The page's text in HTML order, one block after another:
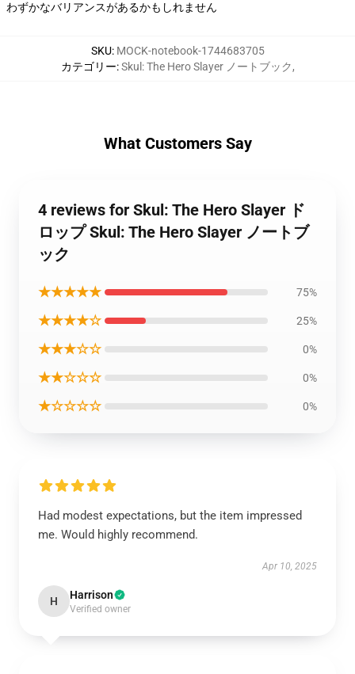
わずかなバリアンスがあるかもしれません
SKU: MOCK-notebook-1744683705
カテゴリー:Skul: The Hero Slayer ノートブック,
What Customers Say
4 reviews for Skul: The Hero Slayer ド
ロップ Skul: The Hero Slayer ノートブ
ック
★★★★★ 75%
★★★★☆ 25%
★★★☆☆ 0%
★★☆☆☆ 0%
★☆☆☆☆ 0%
Had modest expectations, but the item impressed
me. Would highly recommend.
Apr 10, 2025
H Harrison
Verified owner